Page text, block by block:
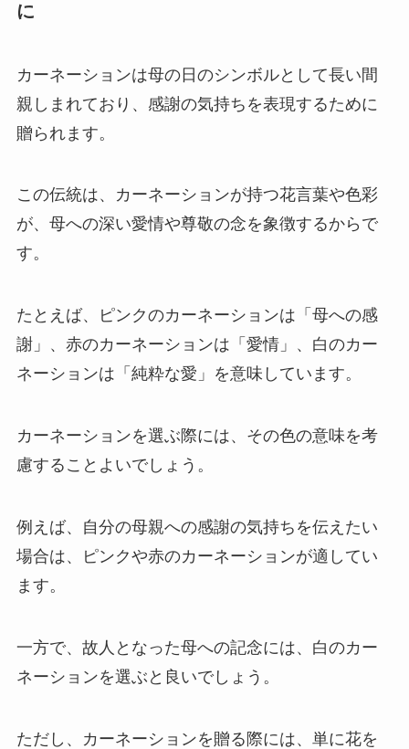
に
カーネーションは母の日のシンボルとして長い間
親しまれており、感謝の気持ちを表現するために
贈られます。
この伝統は、カーネーションが持つ花言葉や色彩
が、母への深い愛情や尊敬の念を象徴するからで
す。
たとえば、ピンクのカーネーションは「母への感
謝」、赤のカーネーションは「愛情」、白のカー
ネーションは「純粋な愛」を意味しています。
カーネーションを選ぶ際には、その色の意味を考
慮することよいでしょう。
例えば、自分の母親への感謝の気持ちを伝えたい
場合は、ピンクや赤のカーネーションが適してい
ます。
一方で、故人となった母への記念には、白のカー
ネーションを選ぶと良いでしょう。
ただし、カーネーションを贈る際には、単に花を